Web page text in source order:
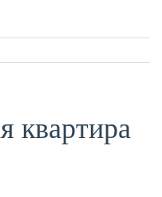
квартира